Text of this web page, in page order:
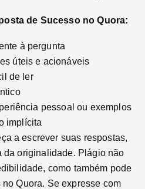
de Sucesso no Quora:
à pergunta
úteis e acionáveis
de ler
pessoal ou exemplos
implícita
a escrever suas respostas,
da originalidade. Plágio não
como também pode
Quora. Se expresse com